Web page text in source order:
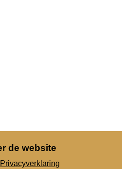
de website
Privacyverklaring